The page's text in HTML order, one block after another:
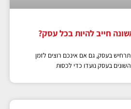
חייב להיות בכל עסק?
בעסק, גם אם אינכם רוצים לזמן
בעסק נועדו כדי לכסות